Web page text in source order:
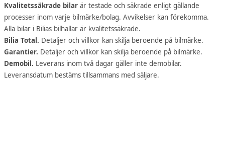
Kvalitetssäkrade bilar är testade och säkrade enligt gällande
processer inom varje bilmärke/bolag. Avvikelser kan förekomma.
Alla bilar i Bilias bilhallar är kvalitetssäkrade.
Bilia Total. Detaljer och villkor kan skilja beroende på bilmärke.
Garantier. Detaljer och villkor kan skilja beroende på bilmärke.
Demobil. Leverans inom två dagar gäller inte demobilar.
Leveransdatum bestäms tillsammans med säljare.